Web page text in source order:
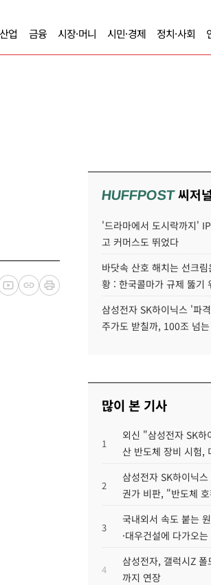
업 금융 시장·머니 시민·경제 정치·사회
HUFFPOST씨저널
'드라마에서 도시락까지'
고 커머스도 뛰었다
바닷속 산호 해치는 선크
황 : 한국콜마가 규제 뚫기
삼성전자 SK하이닉스 '파
주가도 받칠까, 100조 넘
많이 본 기사
1
외신 "삼성전자 SK하
산 반도체 장비 시험,
2
삼성전자 SK하이닉
권가 비판, "반도체
3
국내외서 속도 붙는
·대우건설에 다가오
4
삼성전자, 갤럭시Z
까지 연장